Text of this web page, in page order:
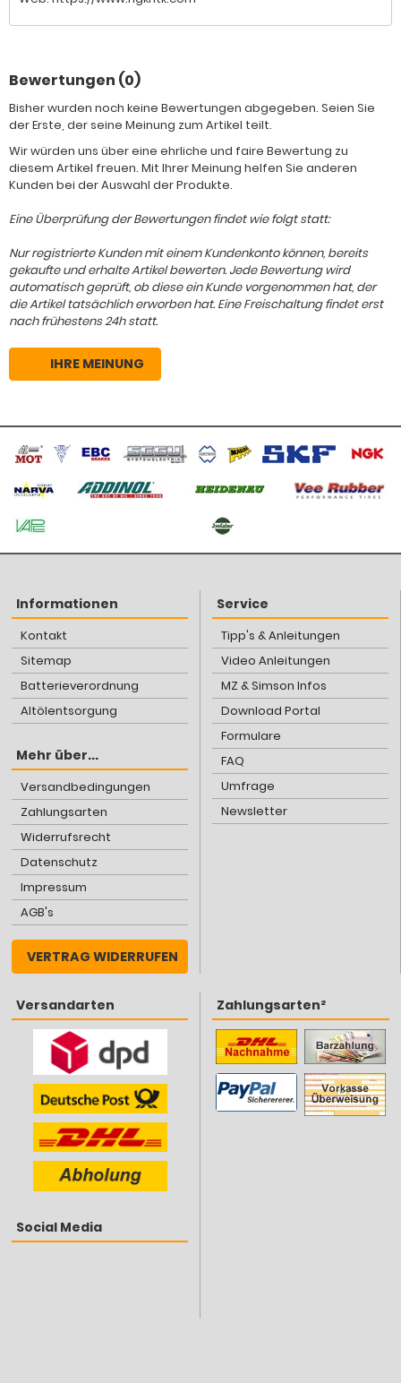
Bewertungen (0)
Bisher wurden noch keine Bewertungen abgegeben. Seien Sie
der Erste, der seine Meinung zum Artikel teilt.
Wir würden uns über eine ehrliche und faire Bewertung zu
diesem Artikel freuen. Mit Ihrer Meinung helfen Sie anderen
Kunden bei der Auswahl der Produkte.
Eine Überprüfung der Bewertungen findet wie folgt statt:
Nur registrierte Kunden mit einem Kundenkonto können, bereits
gekaufte und erhalte Artikel bewerten. Jede Bewertung wird
automatisch geprüft, ob diese ein Kunde vorgenommen hat, der
die Artikel tatsächlich erworben hat. Eine Freischaltung findet erst
nach frühestens 24h statt.
IHRE MEINUNG
Informationen
Kontakt
Sitemap
Batterieverordnung
Altölentsorgung
Mehr über...
Versandbedingungen
Zahlungsarten
Widerrufsrecht
Datenschutz
Impressum
AGB's
VERTRAG WIDERRUFEN
Service
Tipp's & Anleitungen
Video Anleitungen
MZ & Simson Infos
Download Portal
Formulare
FAQ
Umfrage
Newsletter
Versandarten
Social Media
Zahlungsarten²